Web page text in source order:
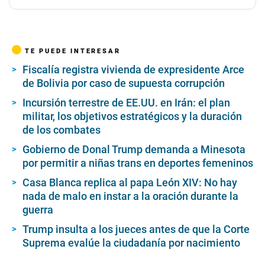
TE PUEDE INTERESAR
Fiscalía registra vivienda de expresidente Arce
de Bolivia por caso de supuesta corrupción
Incursión terrestre de EE.UU. en Irán: el plan
militar, los objetivos estratégicos y la duración
de los combates
Gobierno de Donal Trump demanda a Minesota
por permitir a niñas trans en deportes femeninos
Casa Blanca replica al papa León XIV: No hay
nada de malo en instar a la oración durante la
guerra
Trump insulta a los jueces antes de que la Corte
Suprema evalúe la ciudadanía por nacimiento